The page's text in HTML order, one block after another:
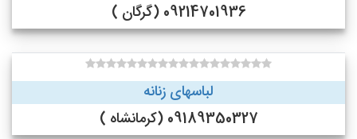
09214701936 (گرگان )
لباسهای زنانه
09189350327 (کرمانشاه )